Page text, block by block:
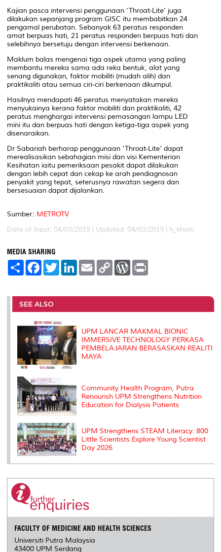
Kajian pasca intervensi penggunaan ‘Throat-Lite’ juga
dilakukan sepanjang program GISC itu membabitkan 24
pengamal perubatan. Sebanyak 63 peratus responden
amat berpuas hati, 21 peratus responden berpuas hati dan
selebihnya bersetuju dengan intervensi berkenaan.
Maklum balas mengenai tiga aspek utama yang paling
membantu mereka sama ada reka bentuk, alat yang
senang digunakan, faktor mobiliti (mudah alih) dan
praktikaliti atau semua ciri-ciri berkenaan dikumpul.
Hasilnya mendapati 46 peratus menyatakan mereka
menyukainya kerana faktor mobiliti dan praktikaliti, 42
peratus menghargai intervensi pemasangan lampu LED
mini itu dan berpuas hati dengan ketiga-tiga aspek yang
disenaraikan.
Dr Sabariah berharap penggunaan ‘Throat-Lite’ dapat
merealisasikan sebahagian misi dan visi Kementerian
Kesihatan iaitu pemeriksaan pesakit dapat dilakukan
dengan lebih cepat dan cekap ke arah pendiagnosan
penyakit yang tepat, seterusnya rawatan segera dan
bersesuaian dapat dijalankan.
Sumber: METROTV
Date of Input: 04/03/2019 | Updated: 04/03/2019 | h_khairi
MEDIA SHARING
S
e
F
a
b
o
o
T
w
t
r
L
e
I
E
m
l
C
L
n
W
P
e
t
SEE ALSO
UPM LANCAR MAKMAL BIONIC
IMMERSIVE TECHNOLOGY PERKASA
PEMBELAJARAN BERASASKAN REALITI
MAYA
Community Health Program, Putra
Renourish UPM Strengthens Nutrition
Education for Dialysis Patients
UPM Strengthens STEAM Literacy: 800
Little Scientists Explore Young Scientist
Day 2026
FACULTY OF MEDICINE AND HEALTH SCIENCES
Universiti Putra Malaysia
43400 UPM Serdang